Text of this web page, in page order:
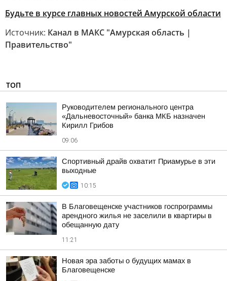
Будьте в курсе главных новостей Амурской области
Источник: Канал в МАКС "Амурская область |
Правительство"
ТОП
Руководителем регионального центра
«Дальневосточный» банка МКБ назначен
Кирилл Грибов
09:06
Спортивный драйв охватит Приамурье в эти
выходные
10:15
В Благовещенске участников госпрограммы
арендного жилья не заселили в квартиры в
обещанную дату
11:21
Новая эра заботы о будущих мамах в
Благовещенске